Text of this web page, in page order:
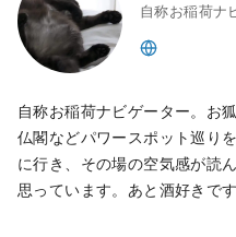
自称お稲荷ナ
自称お稲荷ナビゲーター。お
仏閣などパワースポット巡り
に行き、その場の空気感が読
思っています。あと酒好きです